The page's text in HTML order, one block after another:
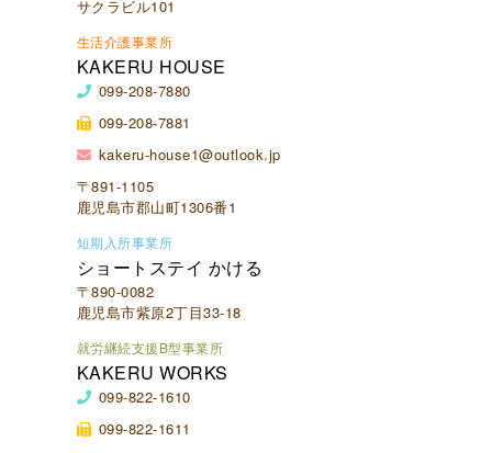
サクラビル101
生活介護事業所
KAKERU HOUSE
099-208-7880
099-208-7881
kakeru-house1@outlook.jp
〒891-1105
鹿児島市郡山町1306番1
短期入所事業所
ショートステイ かける
〒890-0082
鹿児島市紫原2丁目33-18
就労継続支援B型事業所
KAKERU WORKS
099-822-1610
099-822-1611